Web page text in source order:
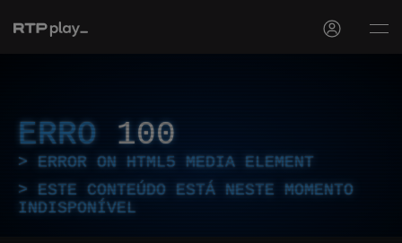
ERRO 100
ERROR ON HTML5 MEDIA ELEMENT
ESTE CONTEÚDO ESTÁ NESTE MOMENTO
INDISPONÍVEL